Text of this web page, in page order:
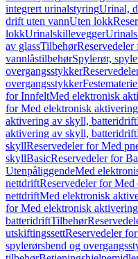
integrert urinalstyringUrinal,
drift uten vannUten lokk
lokkUrinalskillevegger
av glassTilbehør
vannlåstilbehørSpylerør,
overgangsstykker
overgangsstykker
for InnfeltMed elektronisk
for Med elektronisk
aktivering av skyll, batteridrift
aktivering av skyll, batteridrift
skyllReservedeler for Med
skyllBasicReservedeler for
UtenpåliggendeMed
nettdriftReservedeler for
nettdriftMed elektronisk
for Med elektronisk
batteridriftTilbehør
utskiftingssettReservedeler
spylerørsbend og